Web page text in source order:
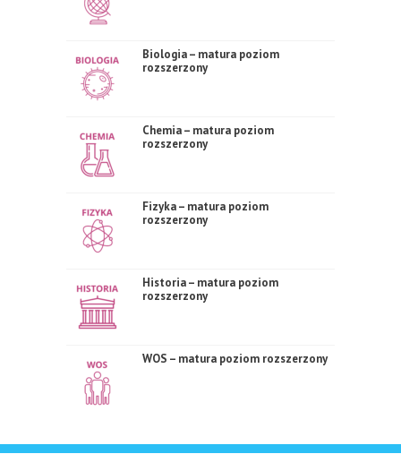
Biologia – matura poziom
rozszerzony
Chemia – matura poziom
rozszerzony
Fizyka – matura poziom
rozszerzony
Historia – matura poziom
rozszerzony
WOS – matura poziom rozszerzony